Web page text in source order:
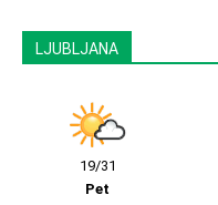
LJUBLJANA
19/31
Pet